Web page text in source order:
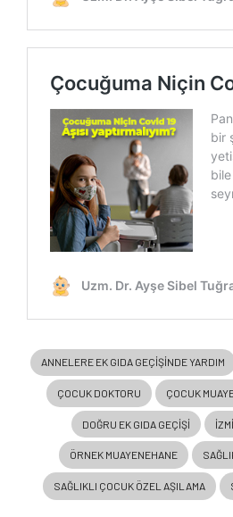
ANNELERE EK GIDA GEÇIŞINDE YARDIM
ÇOCUK DOKTORU ÇOCUK
DOĞRU EK GIDA GEÇIŞI
ÖRNEK MUAYENEHANE
SAĞLIKLI ÇOCUK ÖZEL AŞILAMA